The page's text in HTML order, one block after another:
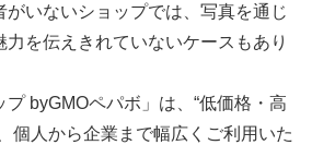
いないショップでは、写真を通じ
を伝えきれていないケースもあり
byGMOペパボ」は、“低価格・高
個人から企業まで幅広くご利用いた